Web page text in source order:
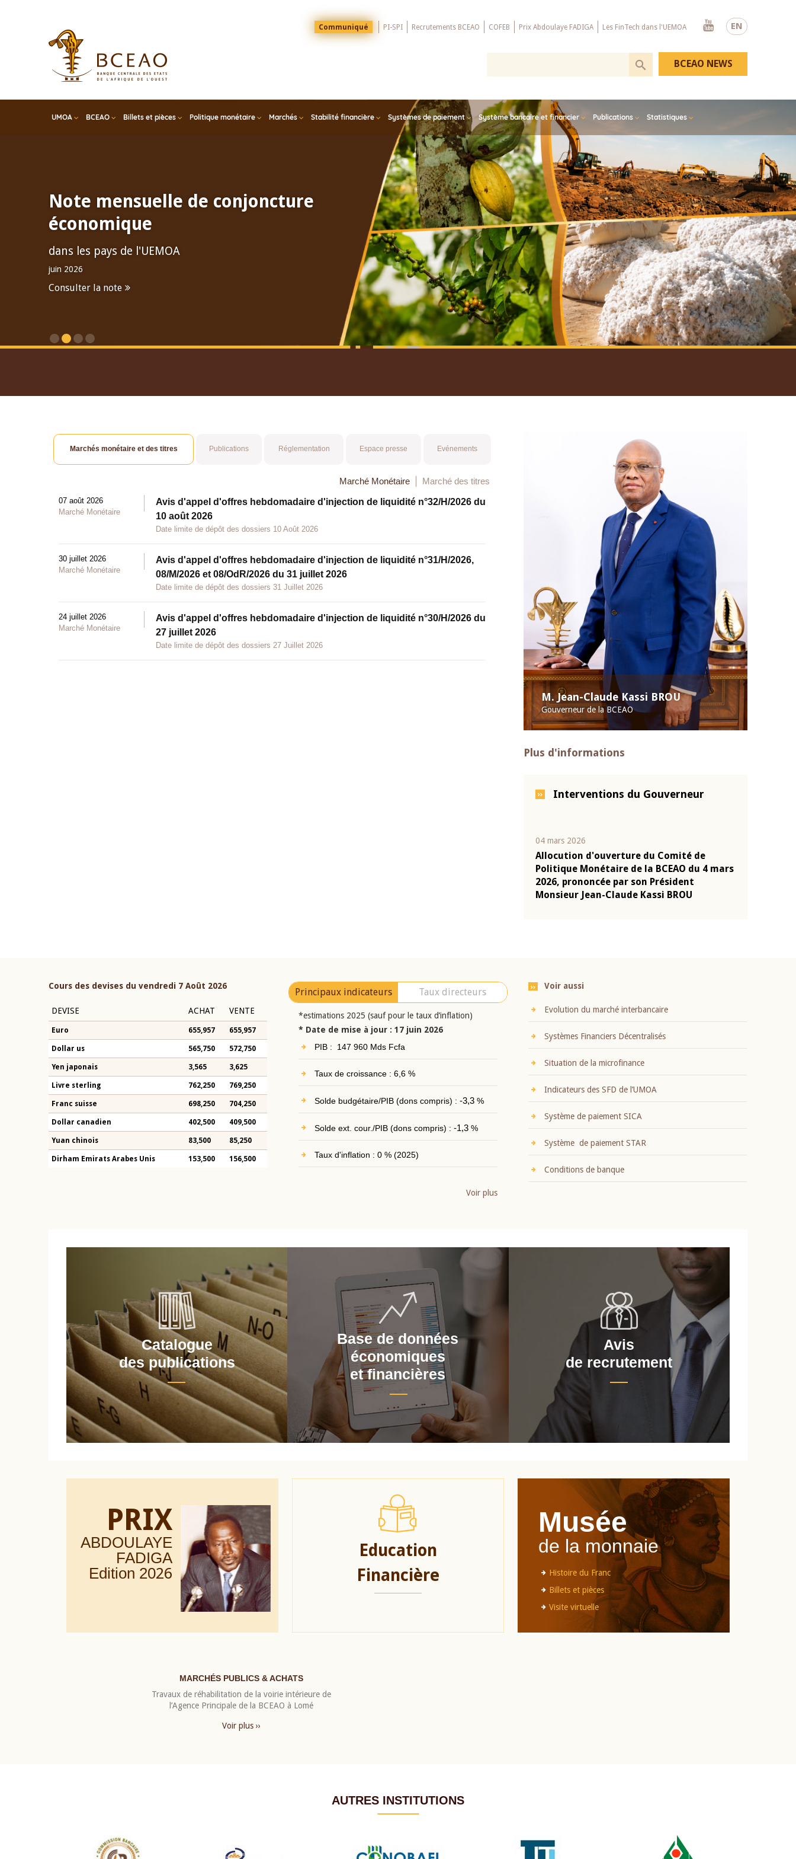
EN
Menu
Top
Communiqué PI-SPI Recrutements BCEAO COFEB Prix Abdoulaye FADIGA Les FinTech dans l'UEMOA
Youtube
UMOA BCEAO Billets et pièces Politique monétaire Marchés Stabilité financière Systèmes de paiement Système bancaire et financier Publications Statistiques
BCEAO NEWS
Note mensuelle de conjoncture
économique
dans les pays de l'UEMOA
juin 2026
Consulter la note
M. Jean-Claude Kassi BROU
Gouverneur de la BCEAO
Plus d'informations
Interventions du Gouverneur
04 mars 2026
Allocution d'ouverture du Comité de
Politique Monétaire de la BCEAO du 4 mars
2026, prononcée par son Président
Monsieur Jean-Claude Kassi BROU
Marchés monétaire et des titres Publications Réglementation Espace presse Evénements
Marché Monétaire Marché des titres
07 août 2026
Marché Monétaire
Avis d'appel d'offres hebdomadaire d'injection de liquidité n°32/H/2026 du
10 août 2026
Date limite de dépôt des dossiers 10 Août 2026
30 juillet 2026
Marché Monétaire
Avis d'appel d'offres hebdomadaire d'injection de liquidité n°31/H/2026,
08/M/2026 et 08/OdR/2026 du 31 juillet 2026
Date limite de dépôt des dossiers 31 Juillet 2026
24 juillet 2026
Marché Monétaire
Avis d'appel d'offres hebdomadaire d'injection de liquidité n°30/H/2026 du
27 juillet 2026
Date limite de dépôt des dossiers 27 Juillet 2026
Cours des devises du vendredi 7 Août 2026
DEVISE ACHAT VENTE
Euro 655,957 655,957
Dollar us 565,750 572,750
Yen japonais 3,565 3,625
Livre sterling 762,250 769,250
Franc suisse 698,250 704,250
Dollar canadien 402,500 409,500
Yuan chinois 83,500 85,250
Dirham Emirats Arabes Unis 153,500 156,500
Principaux indicateurs Taux directeurs
*estimations 2025 (sauf pour le taux d’inflation)
* Date de mise à jour : 17 juin 2026
PIB : 147 960 Mds Fcfa
Taux de croissance : 6,6 %
Solde budgétaire/PIB (dons compris) : -3,3%
Solde ext. cour./PIB (dons compris) : -1,3%
Taux d'inflation : 0 % (2025)
Voir plus
Voir aussi
Evolution du marché interbancaire
Systèmes Financiers Décentralisés
Situation de la microfinance
Indicateurs des SFD de l’UMOA
Système de paiement SICA
Système de paiement STAR
Conditions de banque
Catalogue
des publications
Base de données
économiques
et financières
Avis
de recrutement
PRIX
ABDOULAYE
FADIGA
Edition 2026
Education
Financière
Musée
de la monnaie
Histoire du Franc
Billets et pièces
Visite virtuelle
MARCHÉS PUBLICS & ACHATS
Travaux de réhabilitation de la voirie intérieure de
l’Agence Principale de la BCEAO à Lomé
Voir plus ››
AUTRES INSTITUTIONS